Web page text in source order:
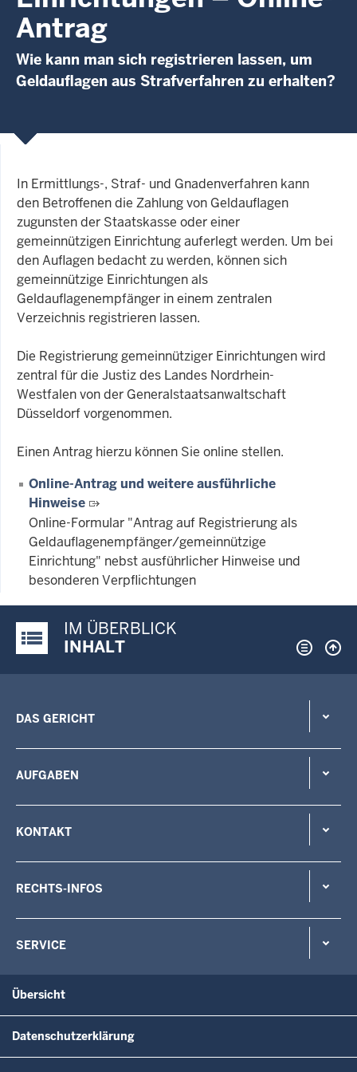
Antrag
Wie kann man sich registrieren lassen, um
Geldauflagen aus Strafverfahren zu erhalten?
In Ermittlungs-, Straf- und Gnadenverfahren kann
den Betroffenen die Zahlung von Geldauflagen
zugunsten der Staatskasse oder einer
gemeinnützigen Einrichtung auferlegt werden. Um bei
den Auflagen bedacht zu werden, können sich
gemeinnützige Einrichtungen als
Geldauflagenempfänger in einem zentralen
Verzeichnis registrieren lassen.
Die Registrierung gemeinnütziger Einrichtungen wird
zentral für die Justiz des Landes Nordrhein-
Westfalen von der Generalstaatsanwaltschaft
Düsseldorf vorgenommen.
Einen Antrag hierzu können Sie online stellen.
Online-Antrag und weitere ausführliche
Hinweise
Online-Formular "Antrag auf Registrierung als
Geldauflagenempfänger/gemeinnützige
Einrichtung" nebst ausführlicher Hinweise und
besonderen Verpflichtungen
Justiz-Portal im Überblick:
IM ÜBERBLICK
INHALT
DAS GERICHT
AUFGABEN
KONTAKT
RECHTS-INFOS
SERVICE
Übersicht
Datenschutzerklärung